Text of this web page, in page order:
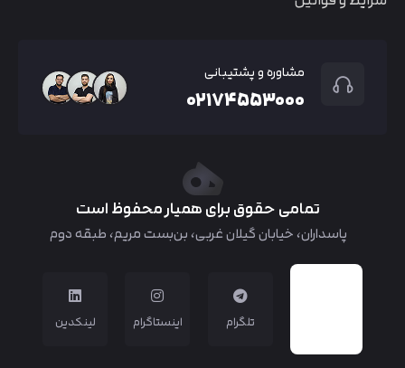
مشاوره و پشتیبانی
۰۲۱۷۴۵۵۳۰۰۰
تمامی حقوق برای همیار محفوظ است
پاسداران، خیابان گیلان غربی، بن‌بست مریم، طبقه دوم
تلگرام اینستاگرام لینکدین